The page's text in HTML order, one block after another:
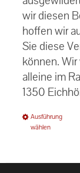
wir diesen
hoffen wir
Sie diese
können.
alleine im
1350
Ausführung
wählen